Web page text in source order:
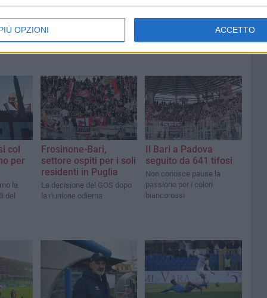
OPZIONI ACCETTO
col
per
la
del
Frosinone-Bari,
settore ospiti per i soli
residenti in Puglia
La decisione del GOS dopo
la riunione odierna
Il Bari a Padova
seguito da 641 tifosi
Non conosce pause la
passione per i colori
biancorossi